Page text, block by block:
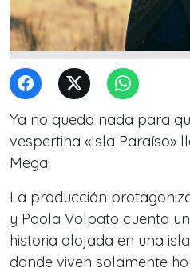
Ya no queda nada para
vespertina «Isla Paraíso»
Mega.
La producción
y Paola Volpato cuenta
historia alojada en una
donde viven solamente